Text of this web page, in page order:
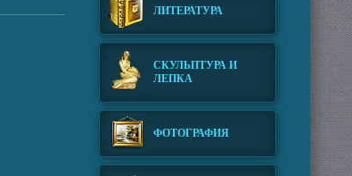
ЛИТЕРАТУРА
СКУЛЬПТУРА И
ЛЕПКА
ФОТОГРАФИЯ